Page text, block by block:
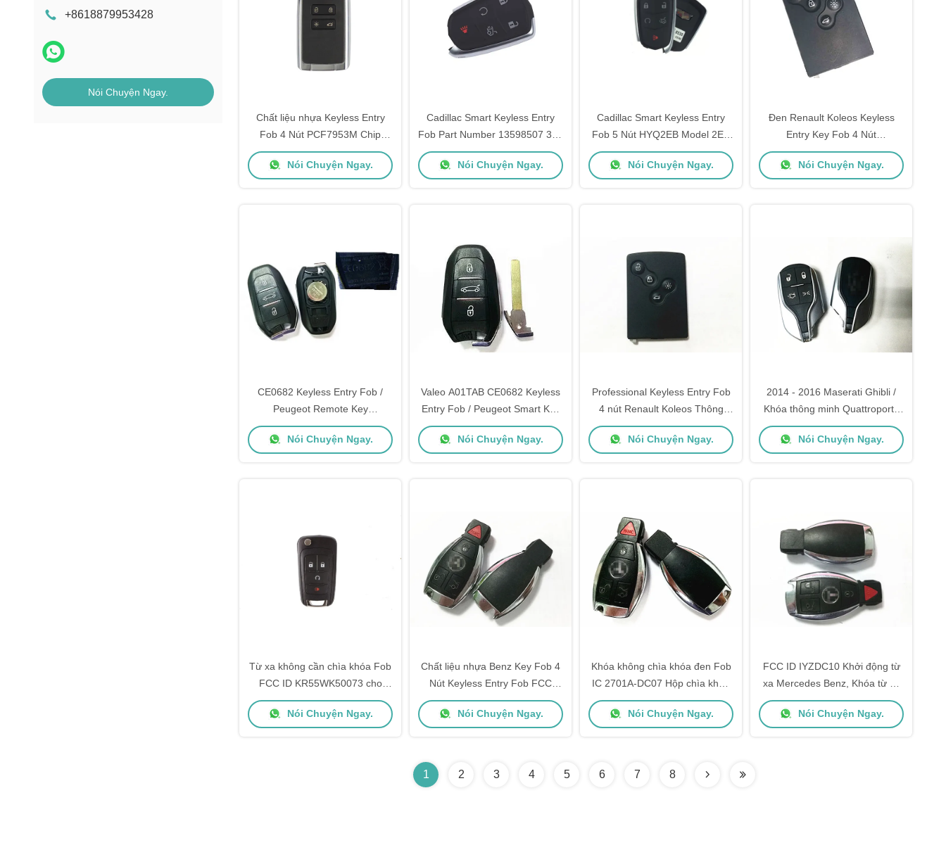
+8618879953428
Nói Chuyện Ngay.
Chất liệu nhựa Keyless Entry
Fob 4 Nút PCF7953M Chip
433Mhz cho Renault Megane 4
Nói Chuyện Ngay.
Cadillac Smart Keyless Entry
Fob Part Number 13598507 315
​​MHz 5 Nút Loại phẳng
Nói Chuyện Ngay.
Cadillac Smart Keyless Entry
Fob 5 Nút HYQ2EB Model 2EB
433 MHz Cổng nâng
Nói Chuyện Ngay.
Đen Renault Koleos Keyless
Entry Key Fob 4 Nút
Transponder Chip PCF7941 434
Mhz
Nói Chuyện Ngay.
CE0682 Keyless Entry Fob /
Peugeot Remote Key
2011DJ1873 433 MHZ Với
Blade Valeo A01TAB
Nói Chuyện Ngay.
Valeo A01TAB CE0682 Keyless
Entry Fob / Peugeot Smart Key
2011DJ1873 433 MHZ Với
Blade
Nói Chuyện Ngay.
Professional Keyless Entry Fob
4 nút Renault Koleos Thông
minh từ xa Key Fob
Nói Chuyện Ngay.
2014 - 2016 Maserati Ghibli /
Khóa thông minh Quattroporte
Keyless Entry Fob 4B 433MHz
M3N-7393490
Nói Chuyện Ngay.
Từ xa không cần chìa khóa Fob
FCC ID KR55WK50073 cho
2013 - 2018 Chevrolet
Nói Chuyện Ngay.
Chất liệu nhựa Benz Key Fob 4
Nút Keyless Entry Fob FCC
IYZDC12K Không bao gồm Lưỡi
Nói Chuyện Ngay.
Khóa không chìa khóa đen Fob
IC 2701A-DC07 Hộp chìa khóa
xe Mercedes Benz FCC -
IYZDC10 315 MHZ Without
Nói Chuyện Ngay.
FCC ID IYZDC10 Khởi động từ
xa Mercedes Benz, Khóa từ xa
tự động 315 MHZ IC 2701A-
DC10
Nói Chuyện Ngay.
1 2 3 4 5 6 7 8